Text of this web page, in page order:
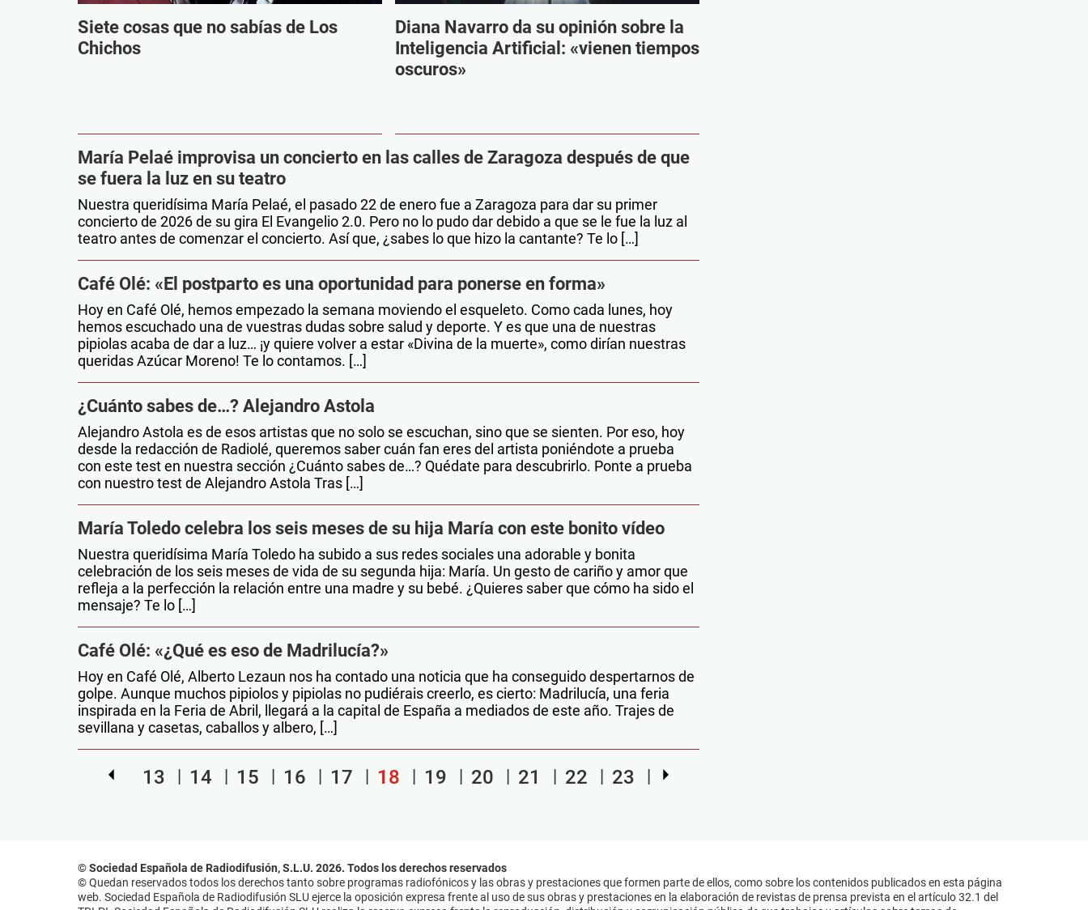
Siete cosas que no sabías de Los
Chichos
Diana Navarro da su opinión sobre la
Inteligencia Artificial: «vienen tiempos
oscuros»
María Pelaé improvisa un concierto en las calles de Zaragoza después de que
se fuera la luz en su teatro
Nuestra queridísima María Pelaé, el pasado 22 de enero fue a Zaragoza para dar su primer
concierto de 2026 de su gira El Evangelio 2.0. Pero no lo pudo dar debido a que se le fue la luz al
teatro antes de comenzar el concierto. Así que, ¿sabes lo que hizo la cantante? Te lo […]
Café Olé: «El postparto es una oportunidad para ponerse en forma»
Hoy en Café Olé, hemos empezado la semana moviendo el esqueleto. Como cada lunes, hoy
hemos escuchado una de vuestras dudas sobre salud y deporte. Y es que una de nuestras
pipiolas acaba de dar a luz… ¡y quiere volver a estar «Divina de la muerte», como dirían nuestras
queridas Azúcar Moreno! Te lo contamos. […]
¿Cuánto sabes de…? Alejandro Astola
Alejandro Astola es de esos artistas que no solo se escuchan, sino que se sienten. Por eso, hoy
desde la redacción de Radiolé, queremos saber cuán fan eres del artista poniéndote a prueba
con este test en nuestra sección ¿Cuánto sabes de…? Quédate para descubrirlo. Ponte a prueba
con nuestro test de Alejandro Astola Tras […]
María Toledo celebra los seis meses de su hija María con este bonito vídeo
Nuestra queridísima María Toledo ha subido a sus redes sociales una adorable y bonita
celebración de los seis meses de vida de su segunda hija: María. Un gesto de cariño y amor que
refleja a la perfección la relación entre una madre y su bebé. ¿Quieres saber que cómo ha sido el
mensaje? Te lo […]
Café Olé: «¿Qué es eso de Madrilucía?»
Hoy en Café Olé, Alberto Lezaun nos ha contado una noticia que ha conseguido despertarnos de
golpe. Aunque muchos pipiolos y pipiolas no pudiérais creerlo, es cierto: Madrilucía, una feria
inspirada en la Feria de Abril, llegará a la capital de España a mediados de este año. Trajes de
sevillana y casetas, caballos y albero, […]
13 14 15 16 17 18 19 20 21 22 23
© Sociedad Española de Radiodifusión, S.L.U. 2026. Todos los derechos reservados
© Quedan reservados todos los derechos tanto sobre programas radiofónicos y las obras y prestaciones que formen parte de ellos, como sobre los contenidos publicados en esta página
web. Sociedad Española de Radiodifusión SLU ejerce la oposición expresa frente al uso de sus obras y prestaciones en la elaboración de revistas de prensa prevista en el artículo 32.1 del